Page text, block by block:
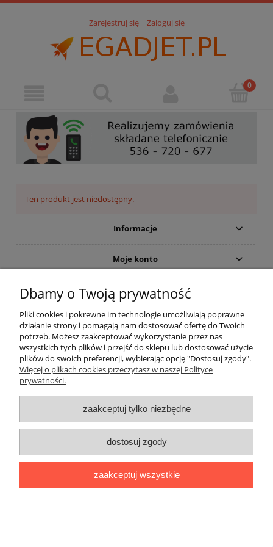
Zarejestruj się Zaloguj się
Ten produkt jest niedostępny.
Informacje
Moje konto
O nas
Płatności i dostawa
Kontakt
Copyright © 2018 EGADJET.PL
pokaż pełną wersję strony
Dbamy o Twoją prywatność
Pliki cookies i pokrewne im technologie umożliwiają poprawne
działanie strony i pomagają nam dostosować ofertę do Twoich
potrzeb. Możesz zaakceptować wykorzystanie przez nas
wszystkich tych plików i przejść do sklepu lub dostosować użycie
plików do swoich preferencji, wybierając opcję "Dostosuj zgody".
Więcej o plikach cookies przeczytasz w naszej Polityce
prywatności.
zaakceptuj tylko niezbędne
dostosuj zgody
zaakceptuj wszystkie